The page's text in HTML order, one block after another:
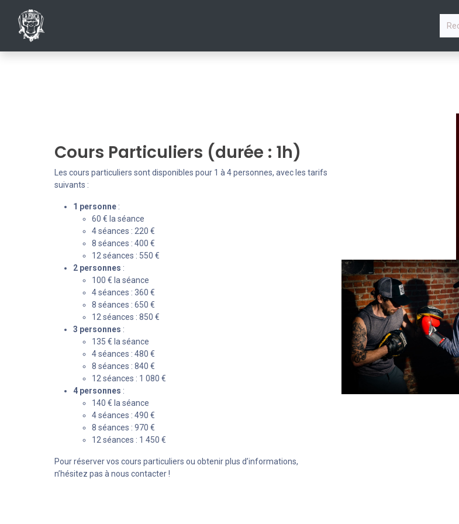
Cours Particuliers (durée : 1h)
Les cours particuliers sont disponibles pour 1 à 4 personnes, avec les tarifs
suivants :
1 personne:
60 € la séance
4 séances : 220 €
8 séances : 400 €
12 séances : 550 €
2 personnes :
100 € la séance
4 séances : 360 €
8 séances : 650 €
12 séances : 850 €
3 personnes :
135 € la séance
4 séances : 480 €
8 séances : 840 €
12 séances : 1 080 €
4 personnes :
140 € la séance
4 séances : 490 €
8 séances : 970 €
12 séances : 1 450 €
Pour réserver vos cours particuliers ou obtenir plus d’informations,
n’hésitez pas à nous contacter !